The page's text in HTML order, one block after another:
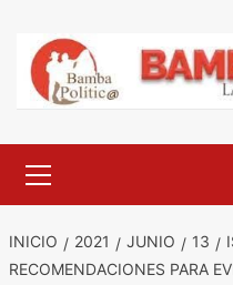
contenido
principal
INICIO 2021 JUNIO 13
RECOMENDACIONES PARA